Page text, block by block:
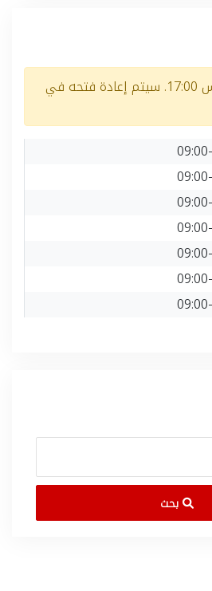
مغلق منذ الخميس 17:00. سيتم إعادة فتحه في
بحث